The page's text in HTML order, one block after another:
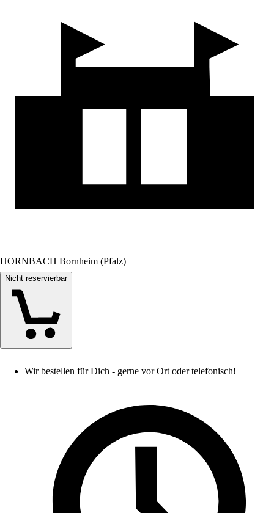
HORNBACH Bornheim (Pfalz)
Nicht reservierbar
Wir bestellen für Dich - gerne vor Ort oder telefonisch!